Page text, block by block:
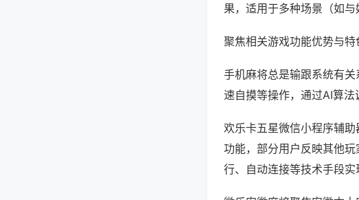
果，适用于多种场景（如
聚焦相关游戏功能优势与特
手机麻将总是输跟系统有
速自摸等操作，通过AI算法
欢乐卡五星微信小程序辅助
功能，部分用户反映其他玩
行、自动连接等技术手段实